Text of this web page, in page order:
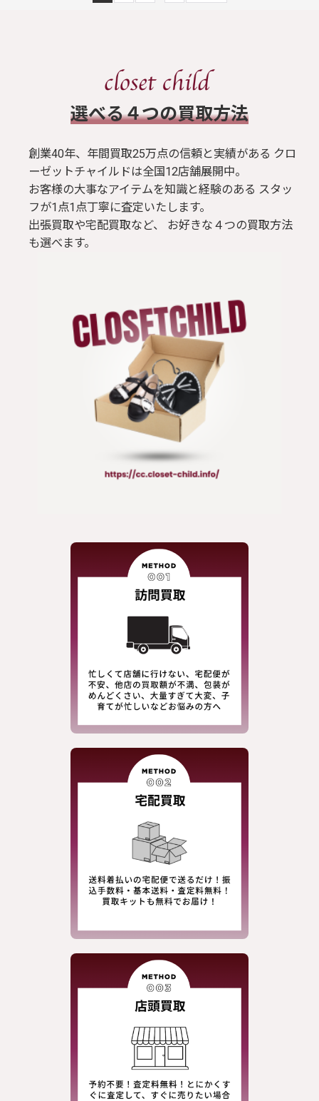
​選べる４つの買取方法
創業40年、年間買取25万点の信頼と実績がある クロ
ーゼットチャイルドは全国12店舗展開中。
お客様の大事なアイテムを知識と経験のある スタッ
フが1点1点丁寧に査定いたします。
出張買取や宅配買取など、 お好きな４つの買取方法
も選べます。